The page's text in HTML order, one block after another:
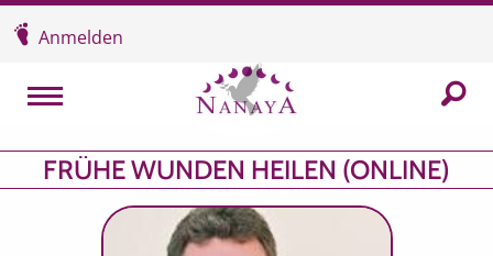
Überspringen und zum Inhalt
Anmelden
MENU In
FRÜHE WUNDEN HEILEN (ONLINE)